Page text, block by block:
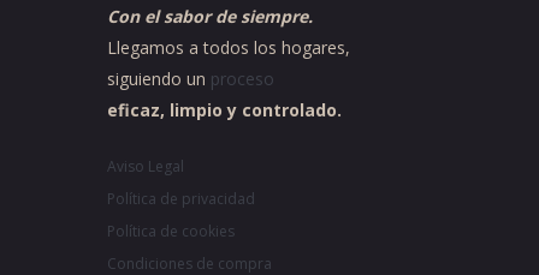
Con el sabor de siempre.
Llegamos a todos los hogares,
siguiendo un proceso
eficaz, limpio y controlado.
Aviso Legal
Política de privacidad
Política de cookies
Condiciones de compra